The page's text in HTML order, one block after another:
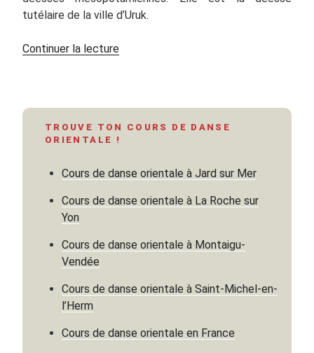
tutélaire de la ville d’Uruk.
Continuer la lecturede
danse
voiles »
TROUVE TON COURS DE DANSE
ORIENTALE !
Cours de danse orientale à Jard sur Mer
Cours de danse orientale à La Roche sur
Yon
Cours de danse orientale à Montaigu-
Vendée
Cours de danse orientale à Saint-Michel-en-
l’Herm
Cours de danse orientale en France